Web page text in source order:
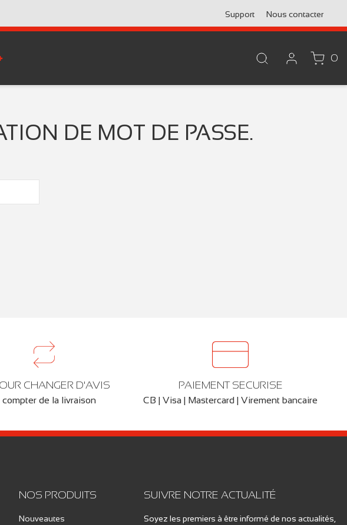
Support Nous contacter
0
DE MOT DE PASSE.
CHANGER D'AVIS
compter de la livraison
PAIEMENT SECURISE
CB | Visa | Mastercard | Virement bancaire
NOS PRODUITS
Nouveautes
SUIVRE NOTRE ACTUALITÉ
Soyez les premiers à être informé de nos actualités,